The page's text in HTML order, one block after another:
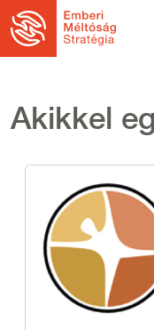
Ugrás a tartalomra
Akikkel